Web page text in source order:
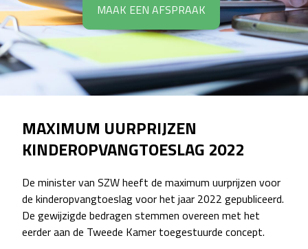
MAAK EEN AFSPRAAK
MAXIMUM UURPRIJZEN
KINDEROPVANGTOESLAG 2022
De minister van SZW heeft de maximum uurprijzen voor
de kinderopvangtoeslag voor het jaar 2022 gepubliceerd.
De gewijzigde bedragen stemmen overeen met het
eerder aan de Tweede Kamer toegestuurde concept.